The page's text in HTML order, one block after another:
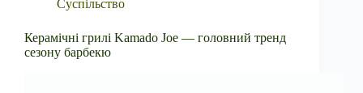
Суспільство
Керамічні грилі Kamado Joe — головний тренд
сезону барбекю